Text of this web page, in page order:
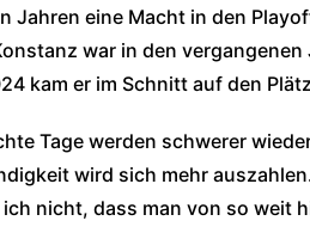
Jahren eine Macht in den
war in den
kam er im Schnitt auf den
Tage werden schwerer
wird sich mehr
nicht, dass man von so weit